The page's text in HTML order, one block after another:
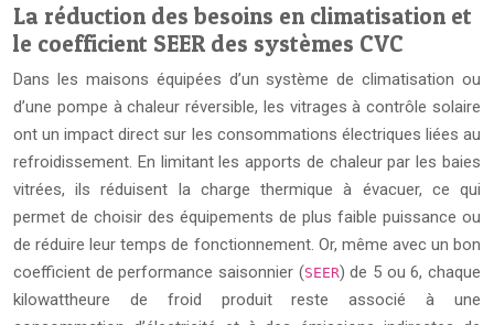
La réduction des besoins en climatisation et
le coefficient SEER des systèmes CVC
Dans les maisons équipées d’un système de climatisation ou
d’une pompe à chaleur réversible, les vitrages à contrôle solaire
ont un impact direct sur les consommations électriques liées au
refroidissement. En limitant les apports de chaleur par les baies
vitrées, ils réduisent la charge thermique à évacuer, ce qui
permet de choisir des équipements de plus faible puissance ou
de réduire leur temps de fonctionnement. Or, même avec un bon
coefficient de performance saisonnier (SEER) de 5 ou 6, chaque
kilowattheure de froid produit reste associé à une